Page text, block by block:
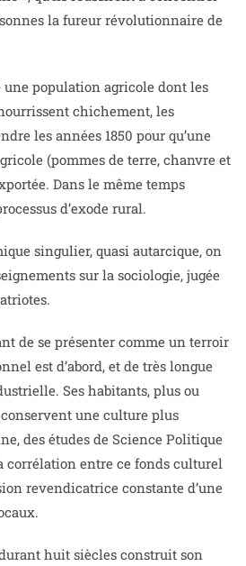
la fureur révolutionnaire de
population agricole dont les
chichement, les
les années 1850 pour qu’une
(pommes de terre, chanvre et
Dans le même temps
d’exode rural.
singulier, quasi autarcique, on
sur la sociologie, jugée
de se présenter comme un terroir
est d’abord, et de très longue
Ses habitants, plus ou
une culture plus
des études de Science Politique
corrélation entre ce fonds culturel
revendicatrice constante d’une
huit siècles construit son